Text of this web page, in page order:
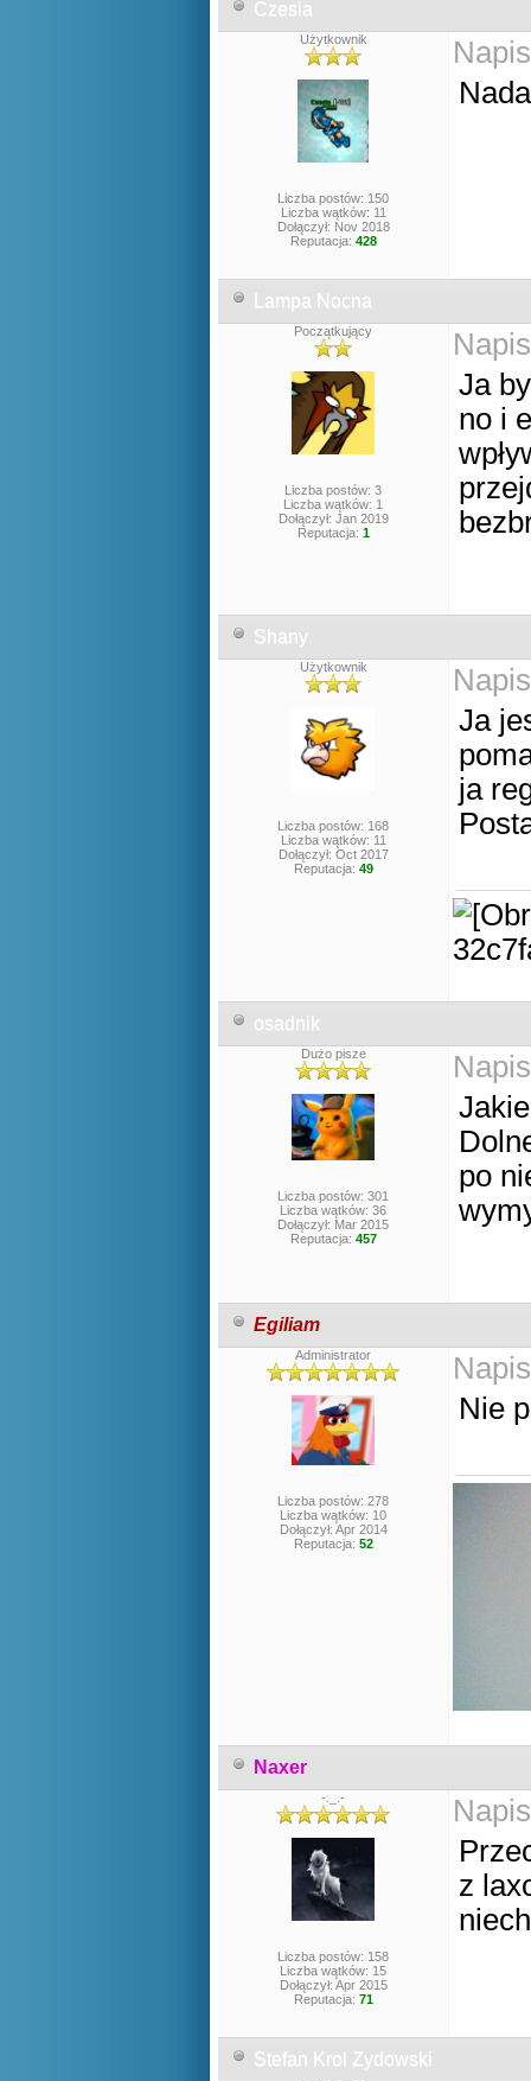
Czesia
Użytkownik
Liczba postów: 150
Liczba wątków: 11
Dołączył: Nov 2018
Reputacja: 428
Lampa Nocna
Początkujący
Liczba postów: 3
Liczba wątków: 1
Dołączył: Jan 2019
Reputacja: 1
Ja
no i
Shany
Użytkownik
Liczba postów: 168
Liczba wątków: 11
Dołączył: Oct 2017
Reputacja: 49
Ja
ja
osadnik
Dużo pisze
Liczba postów: 301
Liczba wątków: 36
Dołączył: Mar 2015
Reputacja: 457
po
Egiliam
Administrator
Liczba postów: 278
Liczba wątków: 10
Dołączył: Apr 2014
Reputacja: 52
Nie
Naxer
-._.-
Liczba postów: 158
Liczba wątków: 15
Dołączył: Apr 2015
Reputacja: 71
z
Stefan Krol Zydowski